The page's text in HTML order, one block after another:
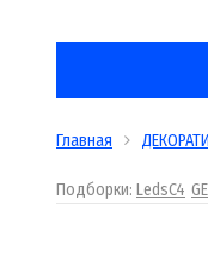
Главная
Подборки: LedsC4